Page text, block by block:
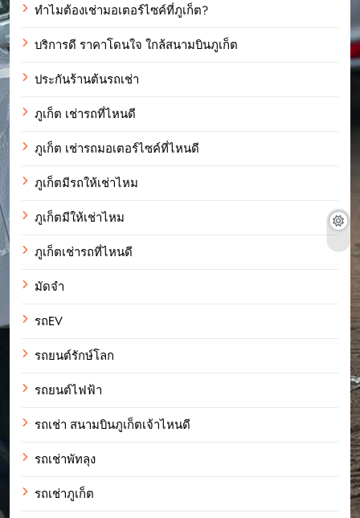
ทำไมต้องเช่ามอเตอร์ไซค์ที่ภูเก็ต?
บริการดี ราคาโดนใจ ใกล้สนามบินภูเก็ต
ประกันร้านต้นรถเช่า
ภูเก็ต เช่ารถที่ไหนดี
ภูเก็ต เช่ารถมอเตอร์ไซค์ที่ไหนดี
ภูเก็ตมีรถให้เช่าไหม
ภูเก็ตมีให้เช่าไหม
ภูเก็ตเช่ารถที่ไหนดี
มัดจำ
รถEV
รถยนต์รักษ์โลก
รถยนต์ไฟฟ้า
รถเช่า สนามบินภูเก็ตเจ้าไหนดี
รถเช่าพัทลุง
รถเช่าภูเก็ต